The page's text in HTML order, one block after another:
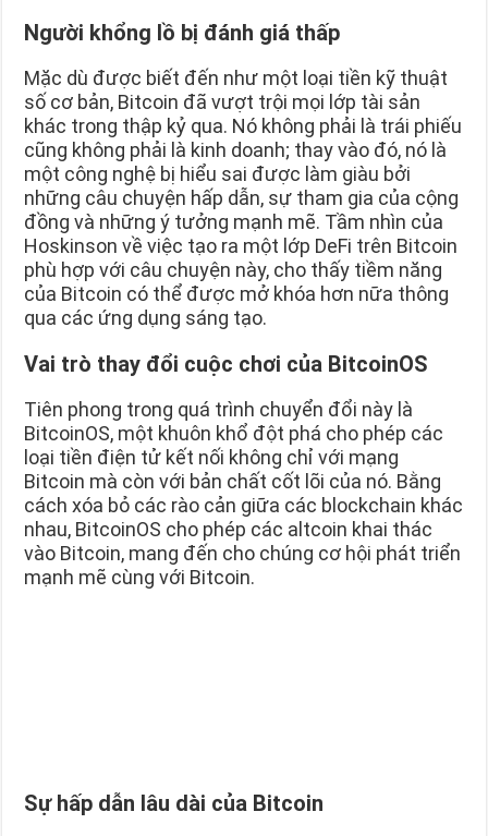
Người khổng lồ bị đánh giá thấp
Mặc dù được biết đến như một loại tiền kỹ thuật
số cơ bản, Bitcoin đã vượt trội mọi lớp tài sản
khác trong thập kỷ qua. Nó không phải là trái phiếu
cũng không phải là kinh doanh; thay vào đó, nó là
một công nghệ bị hiểu sai được làm giàu bởi
những câu chuyện hấp dẫn, sự tham gia của cộng
đồng và những ý tưởng mạnh mẽ. Tầm nhìn của
Hoskinson về việc tạo ra một lớp DeFi trên Bitcoin
phù hợp với câu chuyện này, cho thấy tiềm năng
của Bitcoin có thể được mở khóa hơn nữa thông
qua các ứng dụng sáng tạo.
Vai trò thay đổi cuộc chơi của BitcoinOS
Tiên phong trong quá trình chuyển đổi này là
BitcoinOS, một khuôn khổ đột phá cho phép các
loại tiền điện tử kết nối không chỉ với mạng
Bitcoin mà còn với bản chất cốt lõi của nó. Bằng
cách xóa bỏ các rào cản giữa các blockchain khác
nhau, BitcoinOS cho phép các altcoin khai thác
vào Bitcoin, mang đến cho chúng cơ hội phát triển
mạnh mẽ cùng với Bitcoin.
Sự hấp dẫn lâu dài của Bitcoin